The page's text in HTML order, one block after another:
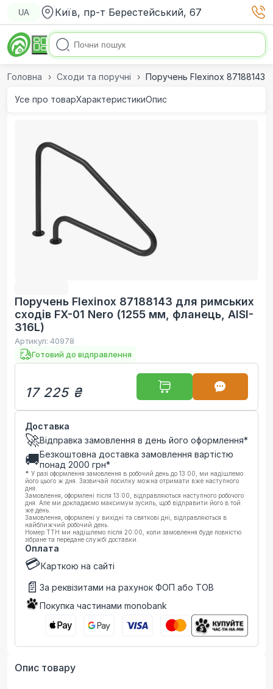
UA Київ, пр-т Берестейський, 67
Головна Сходи та поручні Поручень Flexinox 87188143
Усе про товарХарактеристикиОпис
Поручень Flexinox 87188143 для римських
сходів FX-01 Nero (1255 мм, фланець, AISI-
316L)
Артикул: 40978
Готовий до відправлення
17 225 ₴
Доставка
🚀Відправка замовлення в день його оформлення*
🚚Безкоштовна доставка замовлення вартістю
понад 2000 грн*
* У разі оформлення замовлення в робочий день до 13:00, ми надішлемо
його цього ж дня. Зазвичай посилку можна отримати вже наступного
дня.
Замовлення, оформлені після 13:00, відправляються наступного робочого
дня. Але ми докладаємо максимум зусиль, щоб відправити його в той
же день.
Замовлення, оформлені у вихідні та святкові дні, відправляються в
найближчий робочий день.
Номер ТТН ми надішлемо після 20:00, коли замовлення буде повністю
зібране та передане службі доставки.
Оплата
💳Карткою на сайті
📄 За реквізитами на рахунок ФОП або ТОВ
Покупка частинами monobank
Опис товару